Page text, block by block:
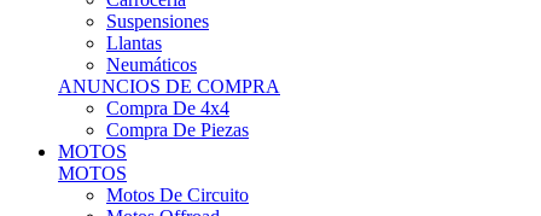
Suspensiones
Llantas
Neumáticos
ANUNCIOS DE COMPRA
Compra De 4x4
Compra De Piezas
MOTOS
MOTOS
Motos De Circuito